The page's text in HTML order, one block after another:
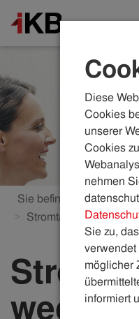
Sie befinden sich hier:
Stromtarife Business
Diese
Cookies
unserer
Cookies
nehmen
Sie zu,
möglicher
informiert